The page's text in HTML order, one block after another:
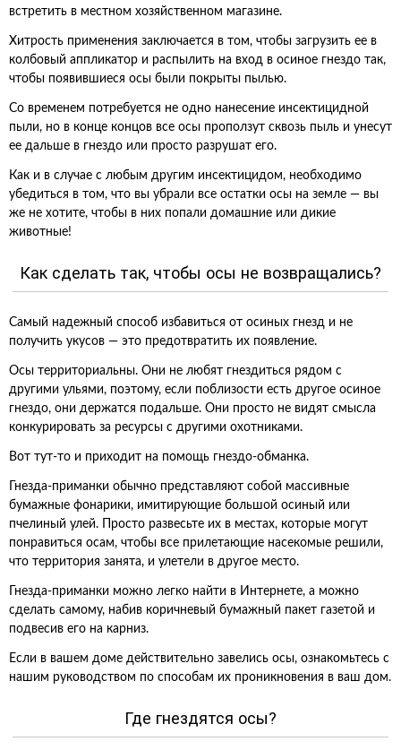
встретить в местном хозяйственном магазине.
Хитрость применения заключается в том, чтобы загрузить ее в
колбовый аппликатор и распылить на вход в осиное гнездо так,
чтобы появившиеся осы были покрыты пылью.
Со временем потребуется не одно нанесение инсектицидной
пыли, но в конце концов все осы проползут сквозь пыль и унесут
ее дальше в гнездо или просто разрушат его.
Как и в случае с любым другим инсектицидом, необходимо
убедиться в том, что вы убрали все остатки осы на земле — вы
же не хотите, чтобы в них попали домашние или дикие
животные!
Как сделать так, чтобы осы не возвращались?
Самый надежный способ избавиться от осиных гнезд и не
получить укусов — это предотвратить их появление.
Осы территориальны. Они не любят гнездиться рядом с
другими ульями, поэтому, если поблизости есть другое осиное
гнездо, они держатся подальше. Они просто не видят смысла
конкурировать за ресурсы с другими охотниками.
Вот тут-то и приходит на помощь гнездо-обманка.
Гнезда-приманки обычно представляют собой массивные
бумажные фонарики, имитирующие большой осиный или
пчелиный улей. Просто развесьте их в местах, которые могут
понравиться осам, чтобы все прилетающие насекомые решили,
что территория занята, и улетели в другое место.
Гнезда-приманки можно легко найти в Интернете, а можно
сделать самому, набив коричневый бумажный пакет газетой и
подвесив его на карниз.
Если в вашем доме действительно завелись осы, ознакомьтесь с
нашим руководством по способам их проникновения в ваш дом.
Где гнездятся осы?